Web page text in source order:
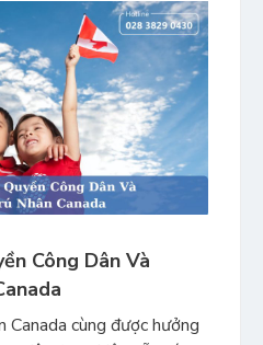
Công Dân Và
cùng được hưởng